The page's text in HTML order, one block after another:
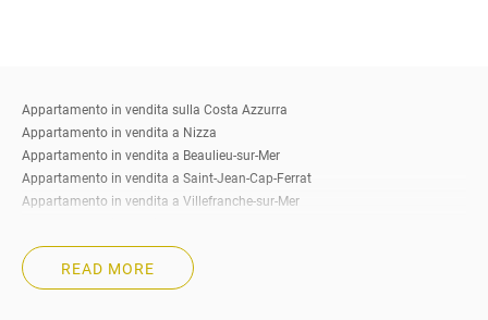
Appartamento in vendita sulla Costa Azzurra
Appartamento in vendita a Nizza
Appartamento in vendita a Beaulieu-sur-Mer
Appartamento in vendita a Saint-Jean-Cap-Ferrat
Appartamento in vendita a Villefranche-sur-Mer
Appartamento in vendita a Cap-d’Ail
Appartamento in vendita a Roquebrune-Cap-Martin
Appartamento in vendita a Beausoleil
READ MORE